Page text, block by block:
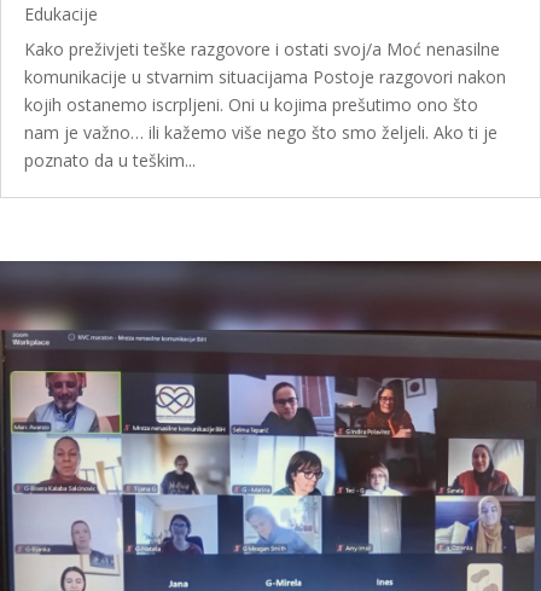
Edukacije
Kako preživjeti teške razgovore i ostati svoj/a Moć nenasilne
komunikacije u stvarnim situacijama Postoje razgovori nakon
kojih ostanemo iscrpljeni. Oni u kojima prešutimo ono što
nam je važno… ili kažemo više nego što smo željeli. Ako ti je
poznato da u teškim...